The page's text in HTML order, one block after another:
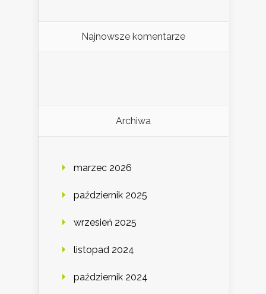
Najnowsze komentarze
Archiwa
marzec 2026
październik 2025
wrzesień 2025
listopad 2024
październik 2024